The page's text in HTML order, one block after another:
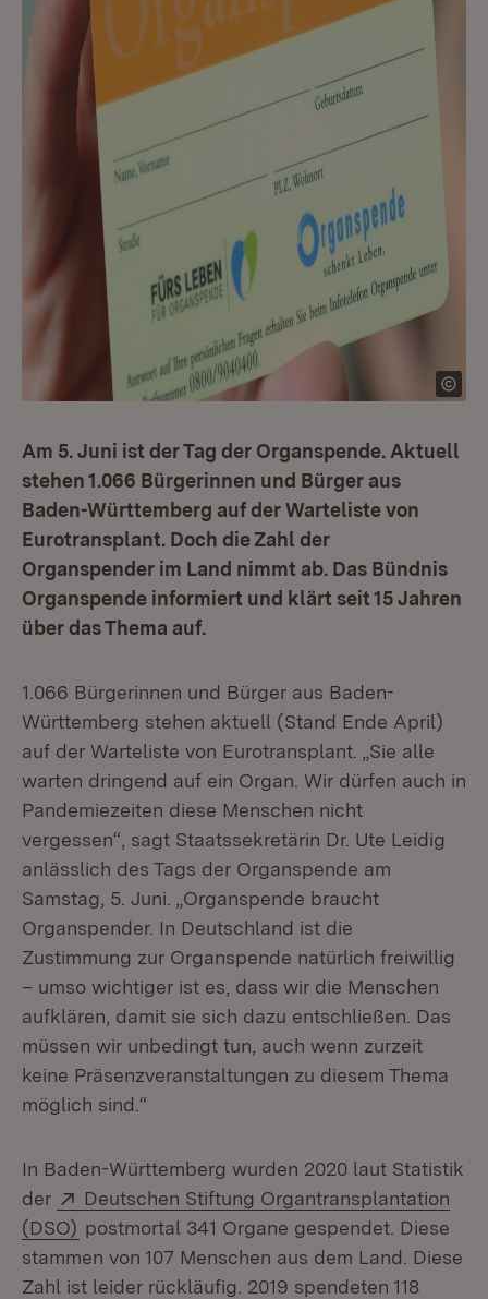
Am 5. Juni ist der Tag der Organspende. Aktuell
stehen 1.066 Bürgerinnen und Bürger aus
Baden-Württemberg auf der Warteliste von
Eurotransplant. Doch die Zahl der
Organspender im Land nimmt ab. Das Bündnis
Organspende informiert und klärt seit 15 Jahren
über das Thema auf.
1.066 Bürgerinnen und Bürger aus Baden-
Württemberg stehen aktuell (Stand Ende April)
auf der Warteliste von Eurotransplant. „Sie alle
warten dringend auf ein Organ. Wir dürfen auch in
Pandemiezeiten diese Menschen nicht
vergessen“, sagt Staatssekretärin Dr. Ute Leidig
anlässlich des Tags der Organspende am
Samstag, 5. Juni. „Organspende braucht
Organspender. In Deutschland ist die
Zustimmung zur Organspende natürlich freiwillig
– umso wichtiger ist es, dass wir die Menschen
aufklären, damit sie sich dazu entschließen. Das
müssen wir unbedingt tun, auch wenn zurzeit
keine Präsenzveranstaltungen zu diesem Thema
möglich sind.“
In Baden-Württemberg wurden 2020 laut Statistik
der
Extern:
Deutschen Stiftung Organtransplantation
(DSO) (Öffnet in neuem Fenster)
postmortal 341 Organe gespendet. Diese
stammen von 107 Menschen aus dem Land. Diese
Zahl ist leider rückläufig. 2019 spendeten 118